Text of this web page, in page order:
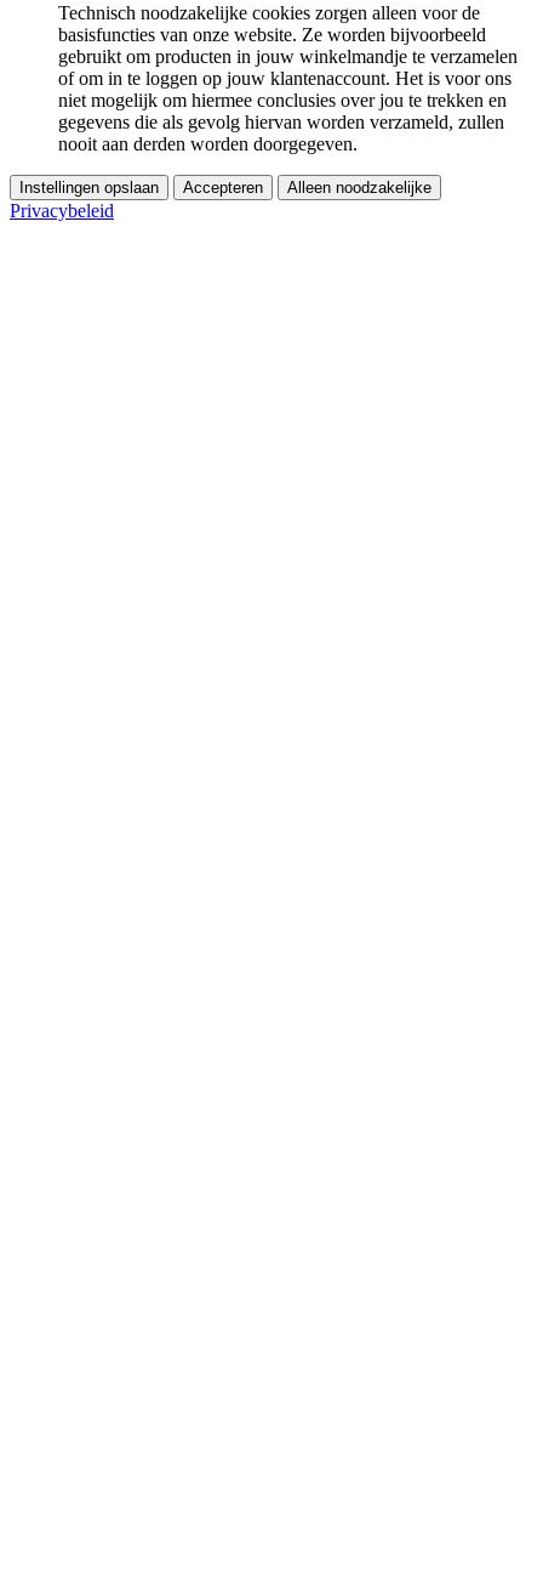
Technisch noodzakelijke cookies zorgen alleen voor de
basisfuncties van onze website. Ze worden bijvoorbeeld
gebruikt om producten in jouw winkelmandje te verzamelen
of om in te loggen op jouw klantenaccount. Het is voor ons
niet mogelijk om hiermee conclusies over jou te trekken en
gegevens die als gevolg hiervan worden verzameld, zullen
nooit aan derden worden doorgegeven.
Instellingen opslaan Accepteren Alleen noodzakelijke
Privacybeleid